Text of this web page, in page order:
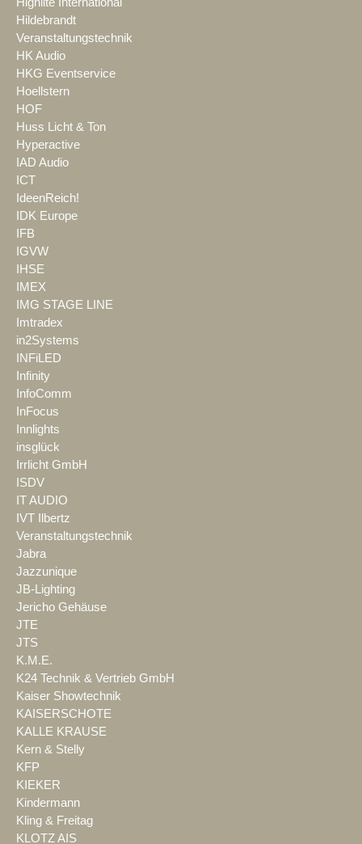
Hildebrandt
Veranstaltungstechnik
HK Audio
HKG Eventservice
Hoellstern
HOF
Huss Licht & Ton
Hyperactive
IAD Audio
ICT
IdeenReich!
IDK Europe
IFB
IGVW
IHSE
IMEX
IMG STAGE LINE
Imtradex
in2Systems
INFiLED
Infinity
InfoComm
InFocus
Innlights
insglück
Irrlicht GmbH
ISDV
IT AUDIO
IVT Ilbertz
Veranstaltungstechnik
Jabra
Jazzunique
JB-Lighting
Jericho Gehäuse
JTE
JTS
K.M.E.
K24 Technik & Vertrieb GmbH
Kaiser Showtechnik
KAISERSCHOTE
KALLE KRAUSE
Kern & Stelly
KFP
KIEKER
Kindermann
Kling & Freitag
KLOTZ AIS